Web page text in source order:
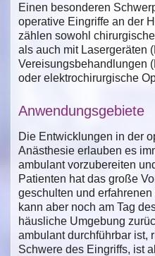
Einen besonderen
operative Eingriffe an der
zählen sowohl
als auch mit Lasergeräten
Vereisungsbehandlungen
oder elektrochirurgische
Anwendungsgebiete
Die Entwicklungen in der
Anästhesie erlauben es
ambulant vorzubereiten
Patienten hat das große
geschulten und
kann aber noch am Tag
häusliche Umgebung
ambulant durchführbar ist,
Schwere des Eingriffs, ist